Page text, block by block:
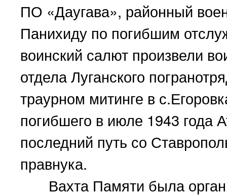
ПО «Даугава», районный
Панихиду по погибшим
воинский салют произвели
отдела Луганского
траурном митинге в
погибшего в июле 1943 года
последний путь со
правнука.
Вахта Памяти была